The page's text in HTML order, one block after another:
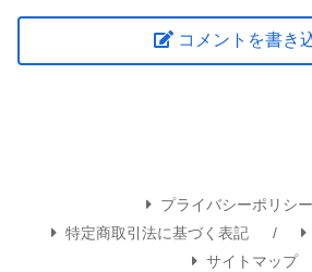
コメントを書き
プライバシーポリシー
特定商取引法に基づく表記
サイトマップ